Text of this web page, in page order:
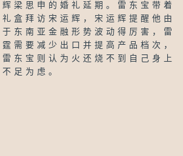
辉梁思申的婚礼延期。雷东宝带着
礼盒拜访宋运辉，宋运辉提醒他由
于东南亚金融形势波动得厉害，雷
霆需要减少出口并提高产品档次，
雷东宝则认为火还烧不到自己身上
不足为虑。